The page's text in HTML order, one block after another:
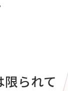
られて